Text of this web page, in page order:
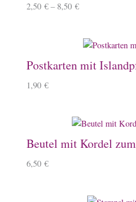
2,50 € – 8,50 €
Postkarten mit
1,90 €
Beutel mit Kordel
6,50 €